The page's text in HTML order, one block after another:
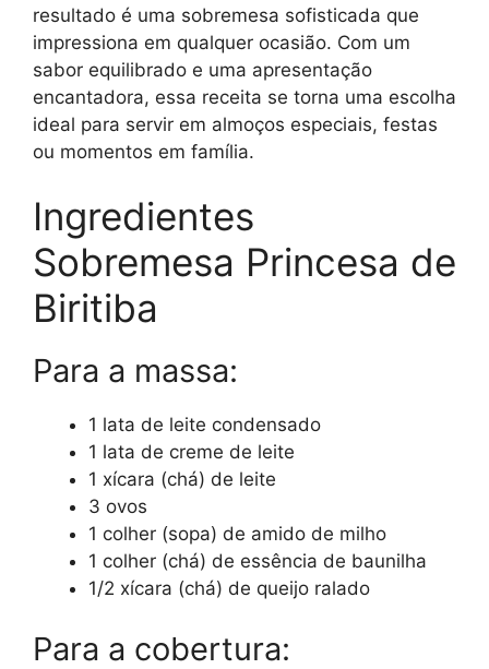
resultado é uma sobremesa sofisticada que
impressiona em qualquer ocasião. Com um
sabor equilibrado e uma apresentação
encantadora, essa receita se torna uma escolha
ideal para servir em almoços especiais, festas
ou momentos em família.
Ingredientes
Sobremesa Princesa de
Biritiba
Para a massa:
1 lata de leite condensado
1 lata de creme de leite
1 xícara (chá) de leite
3 ovos
1 colher (sopa) de amido de milho
1 colher (chá) de essência de baunilha
1/2 xícara (chá) de queijo ralado
Para a cobertura: